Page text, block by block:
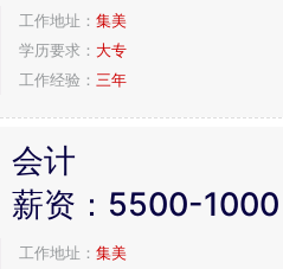
工作地址： 集美
学历要求： 大专
工作经验： 三年
会计
薪资： 5500-1000
工作地址： 集美